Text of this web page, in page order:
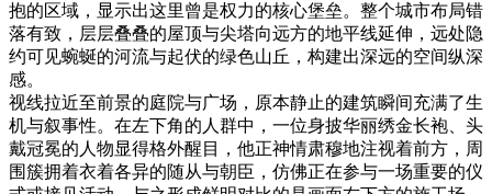
抱的区域，显示出这里曾是权力的核心堡垒。整个城市布局错
落有致，层层叠叠的屋顶与尖塔向远方的地平线延伸，远处隐
约可见蜿蜒的河流与起伏的绿色山丘，构建出深远的空间纵深
感。
视线拉近至前景的庭院与广场，原本静止的建筑瞬间充满了生
机与叙事性。在左下角的人群中，一位身披华丽绣金长袍、头
戴冠冕的人物显得格外醒目，他正神情肃穆地注视着前方，周
围簇拥着衣着各异的随从与朝臣，仿佛正在参与一场重要的仪